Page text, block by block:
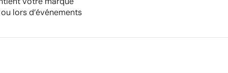
lors d’événements